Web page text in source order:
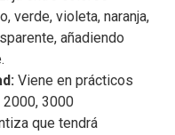
verde, violeta, naranja,
añadiendo
Viene en prácticos
3000
que tendrá